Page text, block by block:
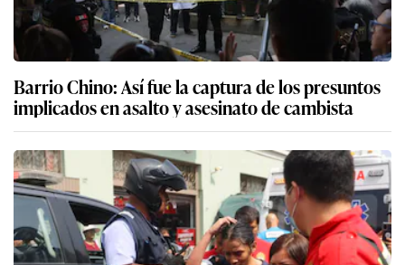
Barrio Chino: Así fue la captura de los presuntos
implicados en asalto y asesinato de cambista